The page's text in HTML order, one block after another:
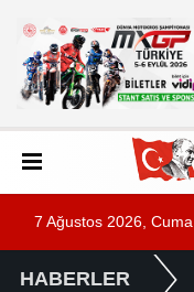
7 Ağustos 2026, Cuma
HABERLER